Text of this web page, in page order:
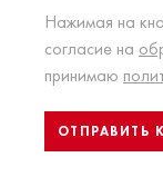
Нажимая на
согласие на
принимаю